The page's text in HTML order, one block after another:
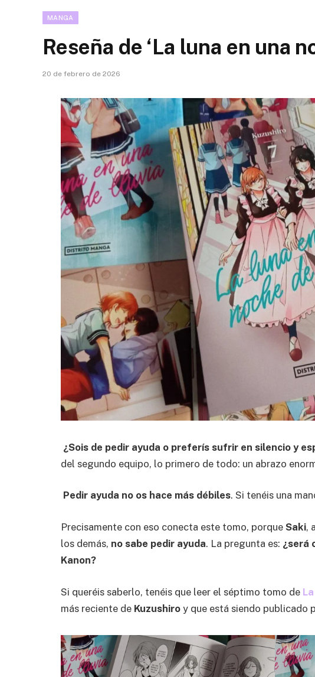
MANGA
Reseña de ‘La luna en una
20 de febrero de 2026
¿Sois de pedir ayuda o preferís sufrir en silencio y
del segundo equipo, lo primero de todo: un abrazo
Pedir ayuda no os hace más débiles. Si tenéis una
Precisamente con eso conecta este tomo, porque Saki,
los demás, no sabe pedir ayuda. La pregunta es: ¿será
Kanon?
Si queréis saberlo, tenéis que leer el séptimo tomo de
más reciente de Kuzushiro y que está siendo publicado